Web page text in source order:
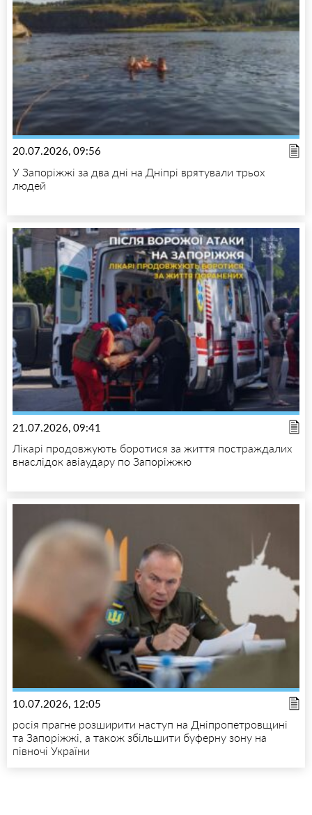
20.07.2026, 09:56
У Запоріжжі за два дні на Дніпрі врятували трьох
людей
21.07.2026, 09:41
Лікарі продовжують боротися за життя постраждалих
внаслідок авіаудару по Запоріжжю
10.07.2026, 12:05
росія прагне розширити наступ на Дніпропетровщині
та Запоріжжі, а також збільшити буферну зону на
півночі України